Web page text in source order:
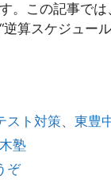
。この記事で
逆算スケジュー
スト対策、東豊
塾
ぞ